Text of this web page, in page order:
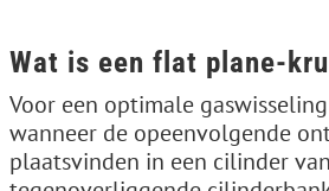
Wat is een flat plane-
Voor een optimale
wanneer de opeenvolgende
plaatsvinden in een cilinder